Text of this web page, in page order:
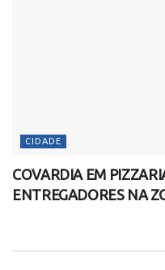
CIDADE
COVARDIA EM
ENTREGADORES NA